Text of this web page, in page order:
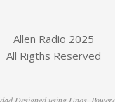
Allen Radio 2025
All Rigths Reserved